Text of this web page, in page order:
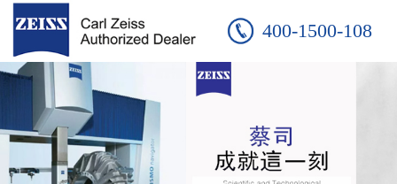
400-1500-108